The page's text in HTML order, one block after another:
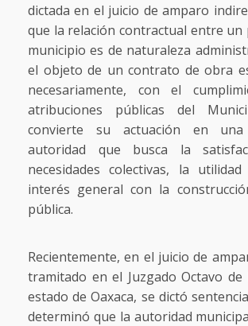
dictada en el juicio de amparo
que la relación contractual entre un
municipio es de naturaleza
el objeto de un contrato de obra
necesariamente, con el
atribuciones públicas del
convierte su actuación en
autoridad que busca la
necesidades colectivas, la
interés general con la
pública.
Recientemente, en el juicio de
tramitado en el Juzgado Octavo
estado de Oaxaca, se dictó
determinó que la autoridad